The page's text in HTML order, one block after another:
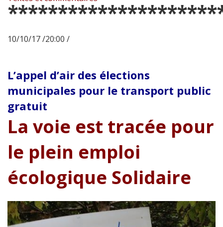
10/10/17 /20:00 /
L’appel d’air des élections
municipales pour le transport public
gratuit
La voie est tracée pour
le plein emploi
écologique Solidaire